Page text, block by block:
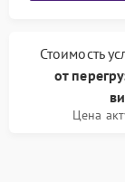
Стоимость
от
Цена